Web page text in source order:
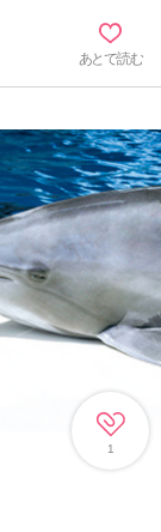
あとで読む
1